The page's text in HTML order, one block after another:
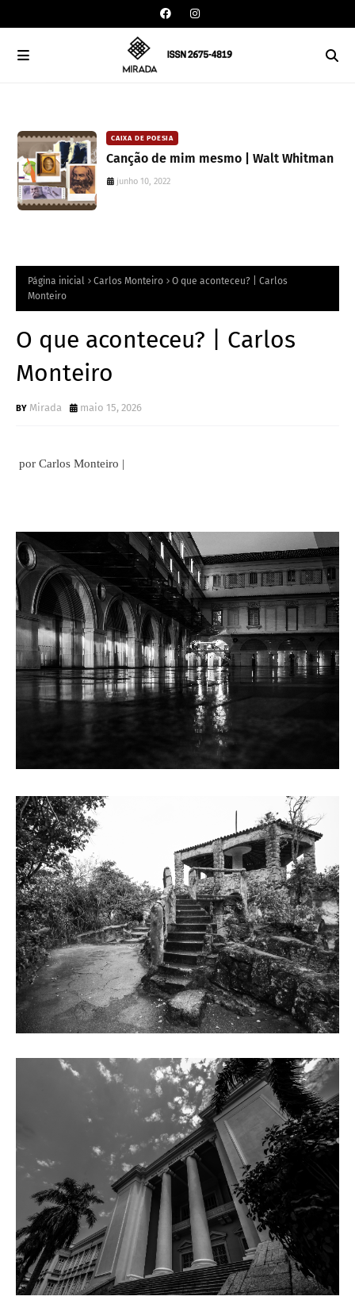
CAIXA DE POESIA
Seis poemas de Stephen Crane
traduzidos por Mayk Oliveira
ELOÍSA ARAGÃO
Leia esta canção: Ednardo, uma
celebração à musica e à literatura
Página inicial Carlos Monteiro
O que aconteceu? | Carlos
Monteiro
O que aconteceu? | Carlos
Monteiro
Mirada maio 15, 2026
por Carlos Monteiro |